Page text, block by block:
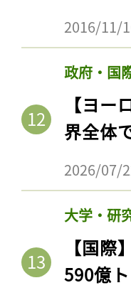
2016/11/
政府・国
【ヨ
界全体
2026/07/
大学・研
【国
590億